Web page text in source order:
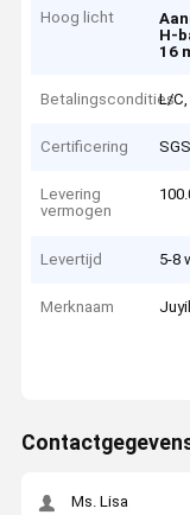
Hoog licht
H-
16
Betalingscondities
L/
Certificering
Levering
vermogen
Levertijd 5-8
Merknaam
Ms. Lisa